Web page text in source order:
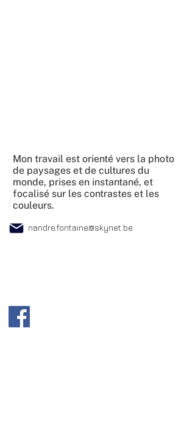
Mon travail est orienté vers la photo
de paysages et de cultures du
monde, prises en instantané, et
focalisé sur les contrastes et les
couleurs.
nandre.fontaine@skynet.be